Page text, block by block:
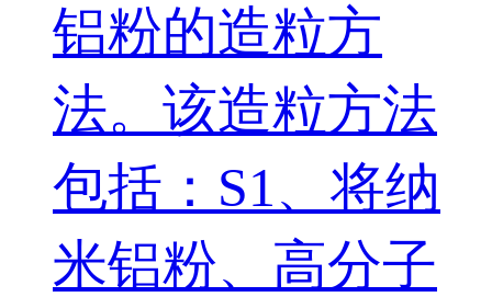
铝粉的造粒方
法。该造粒方法
包括：S1、将纳
米铝粉、高分子